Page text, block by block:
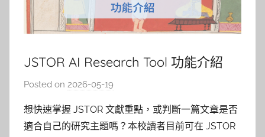
JSTOR AI Research Tool 功能介紹
Posted on 2026-05-19
巴
詠
想快速掌握 JSTOR 文獻重點，或判斷一篇文章是否
適合自己的研究主題嗎？本校讀者目前可在 JSTOR